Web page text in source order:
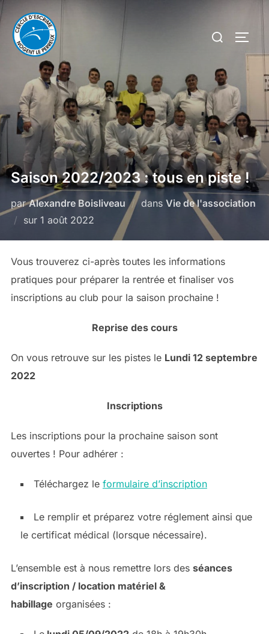
Aller
au
contenu
Rechercher :
Saison 2022/2023 : tous en piste !
parAlexandre Boisliveau dans Vie de l'association
sur Publié
1 août 2022
Vous trouverez ci-après toutes les informations
pratiques pour préparer la rentrée et finaliser vos
inscriptions au club pour la saison prochaine !
Reprise des cours
On vous retrouve sur les pistes le Lundi 12 septembre
2022
Inscriptions
Les inscriptions pour la prochaine saison sont
ouvertes ! Pour adhérer :
Téléchargez le formulaire d’inscription
Le remplir et préparez votre réglement ainsi que
le certificat médical (lorsque nécessaire).
L’ensemble est à nous remettre lors des séances
d’inscription / location matériel &
habillage organisées :